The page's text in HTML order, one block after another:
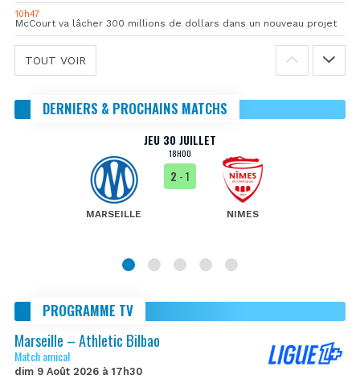
10h47
McCourt va lâcher 300 millions de dollars dans un nouveau projet
TOUT VOIR
DERNIERS & PROCHAINS MATCHS
JEU 30 JUILLET
18H00
MARSEILLE
2 - 1
NIMES
PROGRAMME TV
Marseille – Athletic Bilbao
Match amical
dim 9 Août 2026 à 17h30